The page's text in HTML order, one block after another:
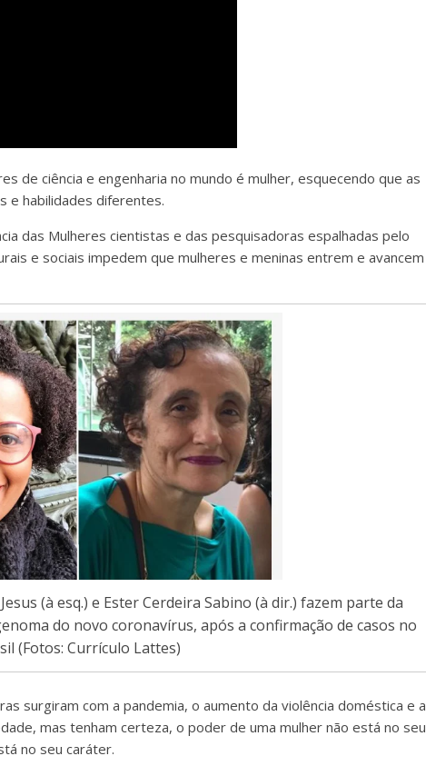
de ciência e engenharia no mundo é mulher, esquecendo que as
e habilidades diferentes.
das Mulheres cientistas e das pesquisadoras espalhadas pelo
e sociais impedem que mulheres e meninas entrem e avancem
(à esq.) e Ester Cerdeira Sabino (à dir.) fazem parte da
do novo coronavírus, após a confirmação de casos no
(Fotos: Currículo Lattes)
surgiram com a pandemia, o aumento da violência doméstica e a
mas tenham certeza, o poder de uma mulher não está no seu
no seu caráter.